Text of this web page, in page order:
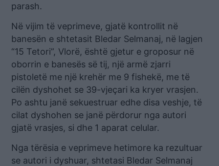
parash.
Në vijim të veprimeve, gjatë kontrollit në
banesën e shtetasit Bledar Selmanaj, në lagjen
“15 Tetori”, Vlorë, është gjetur e groposur në
oborrin e banesës së tij, një armë zjarri
pistoletë me një krehër me 9 fishekë, me të
cilën dyshohet se 39-vjeçari ka kryer vrasjen.
Po ashtu janë sekuestruar edhe disa veshje, të
cilat dyshohen se janë përdorur nga autori
gjatë vrasjes, si dhe 1 aparat celular.
Nga tërësia e veprimeve hetimore ka rezultuar
se autori i dyshuar, shtetasi Bledar Selmanaj